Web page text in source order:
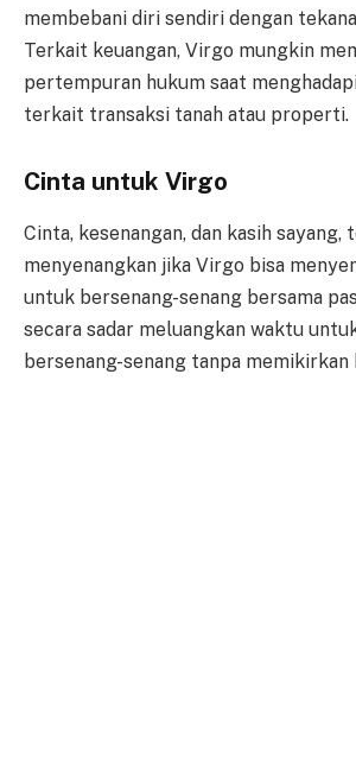
membebani diri sendiri dengan
Terkait keuangan, Virgo mungkin
pertempuran hukum saat
terkait transaksi tanah atau properti.
Cinta untuk Virgo
Cinta, kesenangan, dan kasih sayang,
menyenangkan jika Virgo bisa
untuk bersenang-senang bersama
secara sadar meluangkan waktu
bersenang-senang tanpa memikirkan